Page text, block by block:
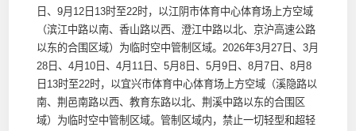
日、9月12日13时至22时，以江阴市体育中心体育场上方空域
（滨江中路以南、香山路以西、澄江中路以北、京沪高速公路
以东的合围区域）为临时空中管制区域。2026年3月27日、3月
28日、4月10日、4月11日、5月8日、5月9日、8月7日、8月8
日13时至22时，以宜兴市体育中心体育场上方空域（溪隐路以
南、荆邑南路以西、教育东路以北、荆溪中路以东的合围区
域）为临时空中管制区域。管制区域内，禁止一切轻型和超轻